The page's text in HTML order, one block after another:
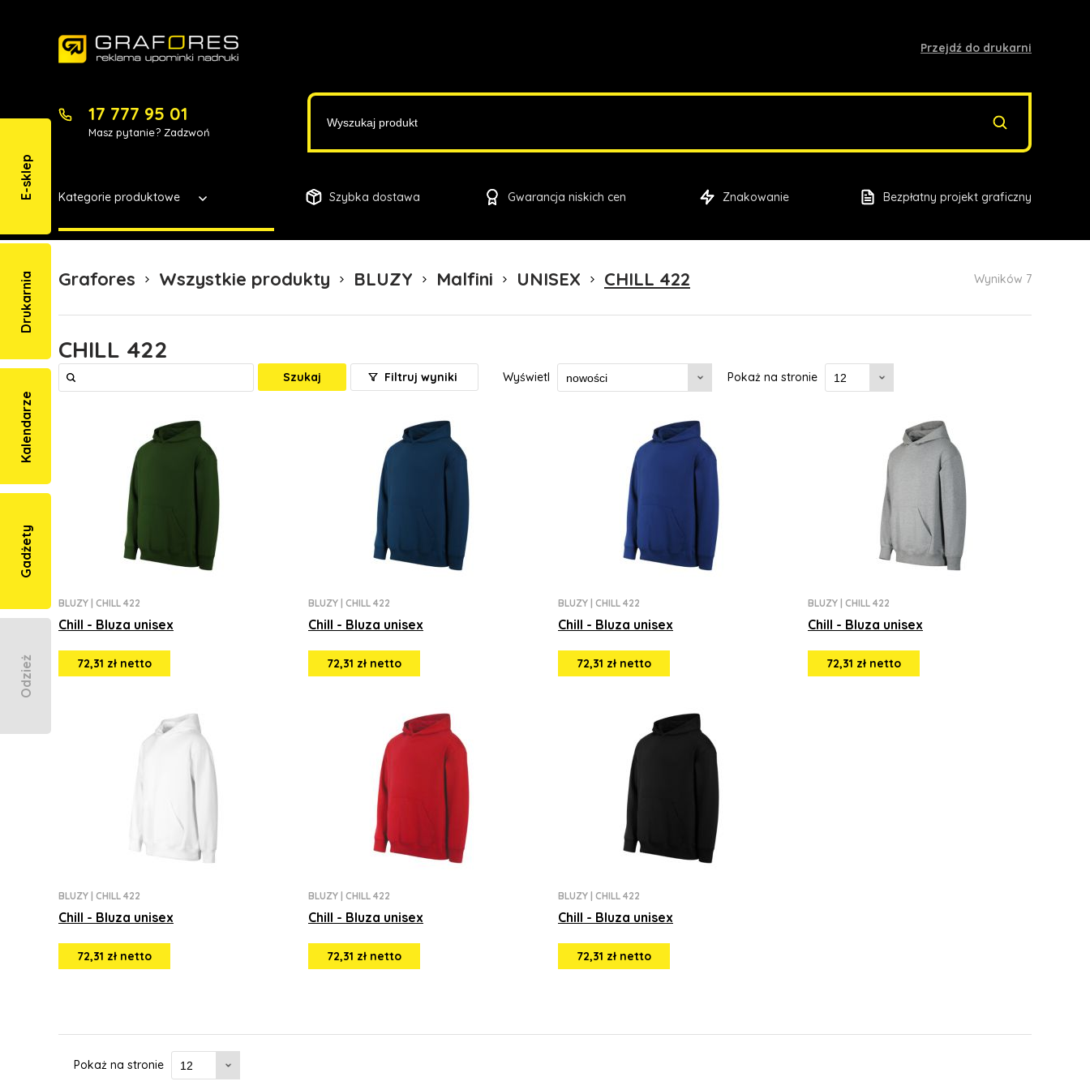
Przejdź do drukarni
17 777 95 01
Masz pytanie? Zadzwoń
Kategorie produktowe Szybka dostawa Gwarancja niskich cen Znakowanie Bezpłatny projekt graficzny
Grafores Wszystkie produkty BLUZY Malfini UNISEX CHILL 422 Wyników 7
CHILL 422
Szukaj Filtruj wyniki Wyświetl Pokaż na stronie
BLUZY CHILL 422
Chill - Bluza unisex
72,31 zł netto
BLUZY CHILL 422
Chill - Bluza unisex
72,31 zł netto
BLUZY CHILL 422
Chill - Bluza unisex
72,31 zł netto
BLUZY CHILL 422
Chill - Bluza unisex
72,31 zł netto
BLUZY CHILL 422
Chill - Bluza unisex
72,31 zł netto
BLUZY CHILL 422
Chill - Bluza unisex
72,31 zł netto
BLUZY CHILL 422
Chill - Bluza unisex
72,31 zł netto
Pokaż na stronie
E-sklep
Drukarnia
Kalendarze
Gadżety
Odzież